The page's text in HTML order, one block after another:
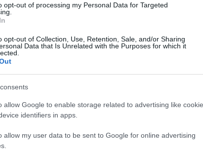
opt-out of processing my Personal Data for Targeted
opt-out of Collection, Use, Retention, Sale, and/or Sharing
Data that Is Unrelated with the Purposes for which it
allow Google to enable storage related to advertising like
identifiers in apps.
allow my user data to be sent to Google for online advertising
egy kicsit realisztikusabbnak tűnik, mint a Fahrenheit.
piszkálta a Quantic Dream. Az osztott képernyő
irányítás megmaradt, csak a szotri változott. Az
olyan jó lesz, mint a Fahrenheit, és talán jobban is